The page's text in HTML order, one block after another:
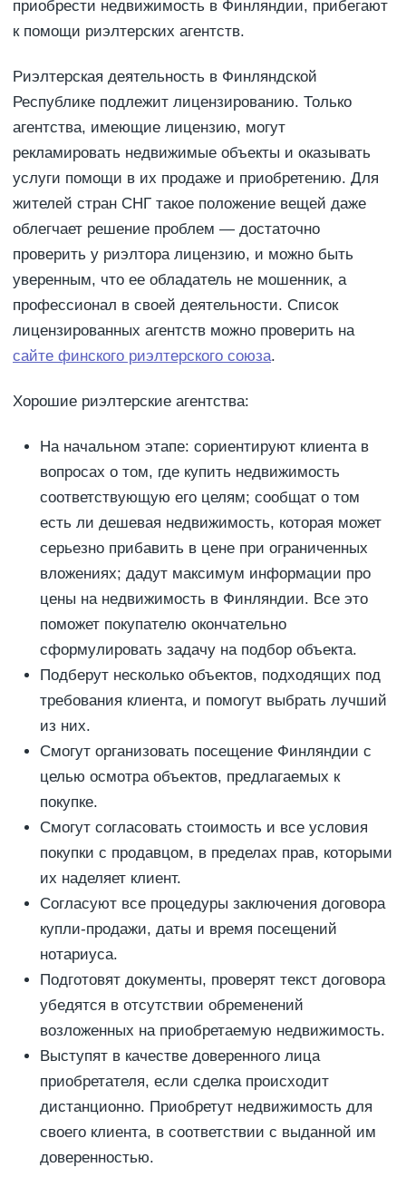
приобрести недвижимость в Финляндии, прибегают
к помощи риэлтерских агентств.
Риэлтерская деятельность в Финляндской
Республике подлежит лицензированию. Только
агентства, имеющие лицензию, могут
рекламировать недвижимые объекты и оказывать
услуги помощи в их продаже и приобретению. Для
жителей стран СНГ такое положение вещей даже
облегчает решение проблем — достаточно
проверить у риэлтора лицензию, и можно быть
уверенным, что ее обладатель не мошенник, а
профессионал в своей деятельности. Список
лицензированных агентств можно проверить на
сайте финского риэлтерского союза.
Хорошие риэлтерские агентства:
На начальном этапе: сориентируют клиента в
вопросах о том, где купить недвижимость
соответствующую его целям; сообщат о том
есть ли дешевая недвижимость, которая может
серьезно прибавить в цене при ограниченных
вложениях; дадут максимум информации про
цены на недвижимость в Финляндии. Все это
поможет покупателю окончательно
сформулировать задачу на подбор объекта.
Подберут несколько объектов, подходящих под
требования клиента, и помогут выбрать лучший
из них.
Смогут организовать посещение Финляндии с
целью осмотра объектов, предлагаемых к
покупке.
Смогут согласовать стоимость и все условия
покупки с продавцом, в пределах прав, которыми
их наделяет клиент.
Согласуют все процедуры заключения договора
купли-продажи, даты и время посещений
нотариуса.
Подготовят документы, проверят текст договора
убедятся в отсутствии обременений
возложенных на приобретаемую недвижимость.
Выступят в качестве доверенного лица
приобретателя, если сделка происходит
дистанционно. Приобретут недвижимость для
своего клиента, в соответствии с выданной им
доверенностью.